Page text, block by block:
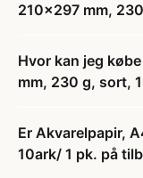
210x297 mm,
Hvor kan jeg
mm, 230 g, sort,
Er Akvarelpapir,
10ark/ 1 pk. på